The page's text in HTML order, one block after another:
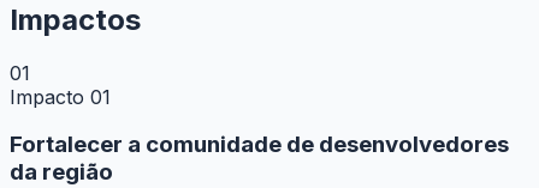
Impactos
01
Impacto 01
Fortalecer a comunidade de desenvolvedores
da região